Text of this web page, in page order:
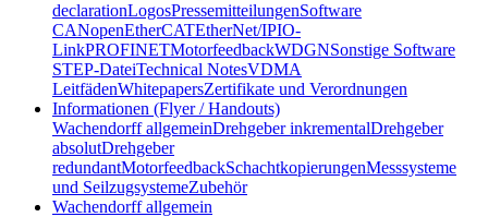
declarationLogosPressemitteilungenSoftware
CANopenEtherCATEtherNet/IPIO-
LinkPROFINETMotorfeedbackWDGNSonstige Software
STEP-DateiTechnical NotesVDMA
LeitfädenWhitepapersZertifikate und Verordnungen
Informationen (Flyer / Handouts)
Wachendorff allgemeinDrehgeber inkrementalDrehgeber
absolutDrehgeber
redundantMotorfeedbackSchachtkopierungenMesssysteme
und SeilzugsystemeZubehör
Wachendorff allgemein